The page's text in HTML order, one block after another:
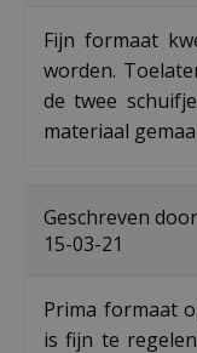
Fijn formaat
worden.
de twee
materiaal
Geschreven door
15-03-21
Prima formaat
is fijn te